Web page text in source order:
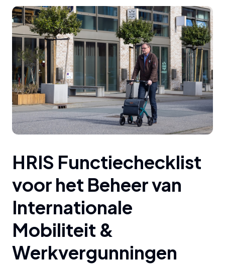
HRIS Functiechecklist
voor het Beheer van
Internationale
Mobiliteit &
Werkvergunningen